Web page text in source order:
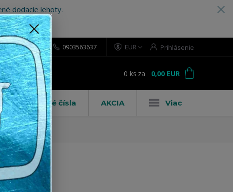
dodacie lehoty.
!!!
EUR Prihlásenie
0903563637
0 ks za 0,00 EUR
Domové čísla AKCIA Viac